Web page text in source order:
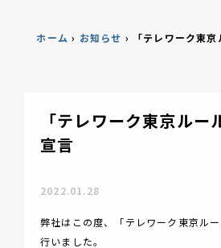
ホーム › お知らせ › 「テレワーク東
「テレワーク東京ルー
宣言
2022.01.28
弊社はこの度、「テレワーク東京ル
行いました。